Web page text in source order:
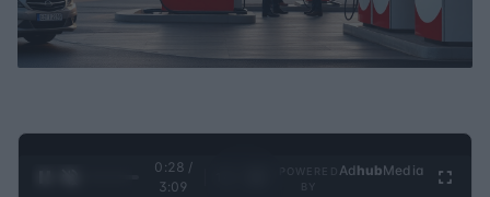
0:29 /
3:09
Ad hubMedia